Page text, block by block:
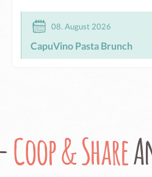
08. August 2026
CapuVino Pasta Brunch
Coop & Share